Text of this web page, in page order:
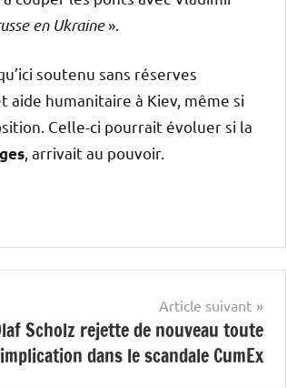
en Ukraine».
soutenu sans réserves
aide humanitaire à Kiev, même si
Celle-ci pourrait évoluer si la
, arrivait au pouvoir.
Article suivant
Scholz rejette de nouveau toute
implication dans le scandale CumEx